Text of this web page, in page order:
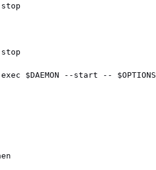
$DAEMON --start -- $OPTIONS